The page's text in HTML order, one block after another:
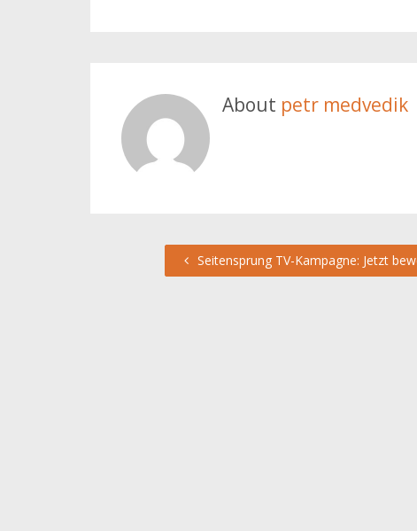
About petr medvedik
Seitensprung TV-Kampagne: Jetzt